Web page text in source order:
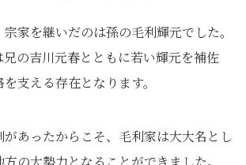
家を継いだのは孫の毛利輝元でした。
兄の吉川元春とともに若い輝元を補佐
支える存在となります。
があったからこそ、毛利家は大大名とし